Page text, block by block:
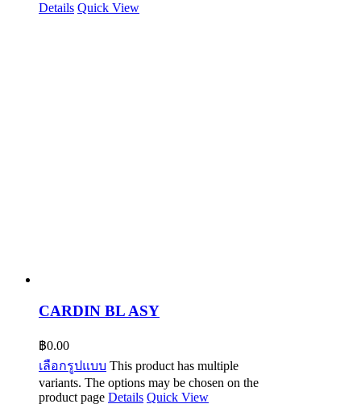
Details Quick View
CARDIN BL ASY
฿0.00
เลือกรูปแบบ This product has multiple
variants. The options may be chosen on the
product page Details Quick View